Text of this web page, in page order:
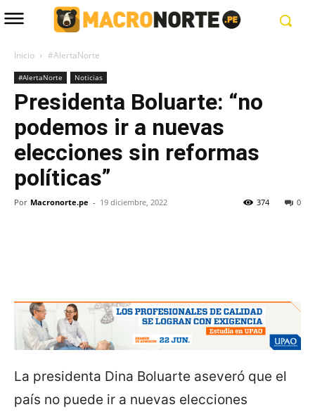
Inicio #AlertaNorte
#AlertaNorte Noticias
Presidenta Boluarte: “no
podemos ir a nuevas
elecciones sin reformas
políticas”
Por Macronorte.pe - 19 diciembre, 2022 0
374
La presidenta Dina Boluarte aseveró que el
país no puede ir a nuevas elecciones